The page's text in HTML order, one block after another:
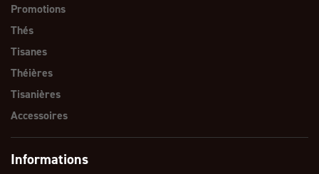
Promotions
Thés
Tisanes
Théières
Tisanières
Accessoires
Informations